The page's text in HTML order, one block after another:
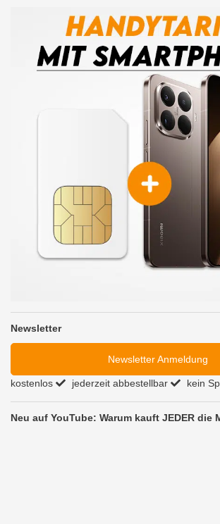
Newsletter
Newsletter Anmeldung
kostenlos jederzeit abbestellbar kein
Neu auf YouTube: Warum kauft JEDER die